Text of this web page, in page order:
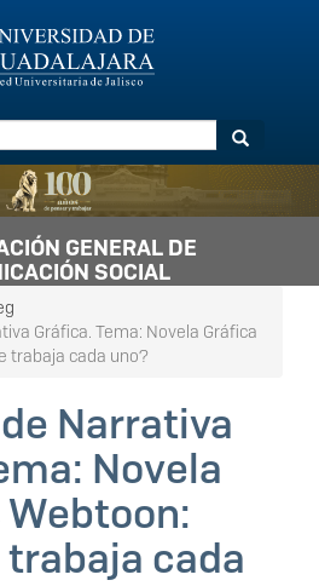
Buscar
GENERAL DE
SOCIAL
Gráfica. Tema: Novela Gráfica
trabaja cada uno?
Narrativa
Novela
trabaja cada